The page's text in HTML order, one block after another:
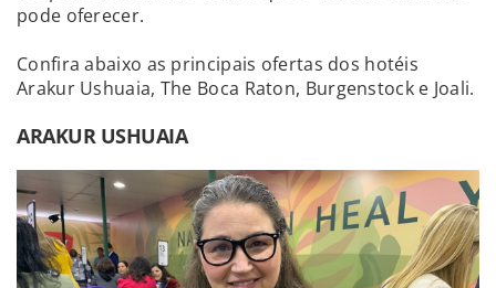
pode oferecer.
Confira abaixo as principais ofertas dos hotéis
Arakur Ushuaia, The Boca Raton, Burgenstock e Joali.
ARAKUR USHUAIA